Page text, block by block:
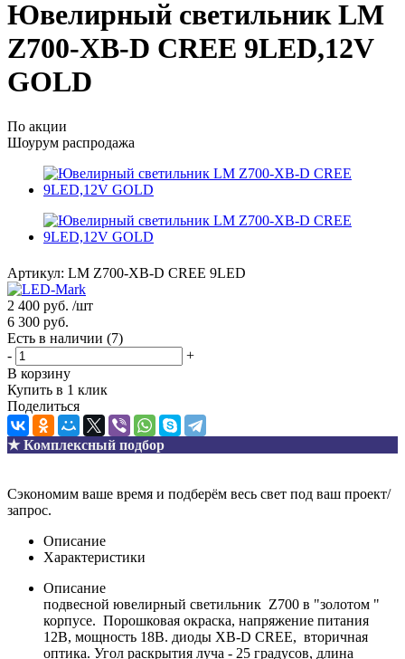
Ювелирный светильник LM
Z700-XB-D CREE 9LED,12V
GOLD
По акции
Шоурум распродажа
Артикул: LM Z700-XB-D CREE 9LED
2 400 руб. /шт
6 300 руб.
Есть в наличии (7)
-
+
В корзину
Купить в 1 клик
Поделиться
★ Комплексный подбор
Сэкономим ваше время и подберём весь свет под ваш проект/
запрос.
Описание
Характеристики
Описание
подвесной ювелирный светильник Z700 в "золотом "
корпусе. Порошковая окраска, напряжение питания
12В, мощность 18В. диоды XB-D CREE, вторичная
оптика. Угол раскрытия луча - 25 градусов, длина